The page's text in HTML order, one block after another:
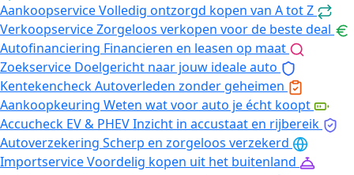
AankoopserviceVolledig ontzorgd kopen van A tot Z
VerkoopserviceZorgeloos verkopen voor de beste deal
Autofinanciering Financieren en leasen op maat
Zoekservice Doelgericht naar jouw ideale auto
KentekencheckAutoverleden zonder geheimen
Aankoopkeuring Weten wat voor auto je écht koopt
Accucheck EV & PHEVInzicht in accustaat en rijbereik
Autoverzekering Scherp en zorgeloos verzekerd
ImportserviceVoordelig kopen uit het buitenland